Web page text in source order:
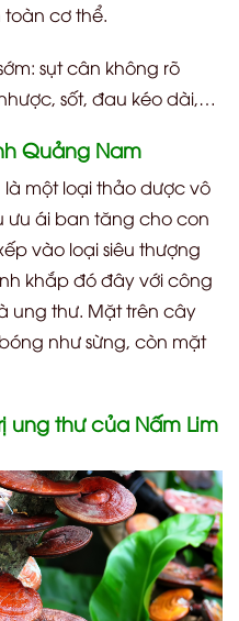
cơ thể.
sụt cân không rõ
sốt, đau kéo dài,…
Quảng Nam
là một loại thảo dược vô
ưu ái ban tăng cho con
vào loại siêu thượng
khắp đó đây với công
ung thư. Mặt trên cây
như sừng, còn mặt
ung thư của Nấm Lim